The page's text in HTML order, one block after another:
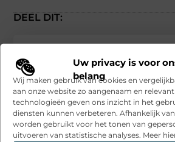
Uw privacy is voor
belang
Wij maken gebruik van cookies en
aan onze website zo aangenaam en
technologieën geven ons inzicht in het
diensten kunnen verbeteren. Afhankelijk
worden gebruikt voor het tonen van
uitvoeren van statistische analyses. Meer
DEEL DIT:
met bloggen op
Wannagive